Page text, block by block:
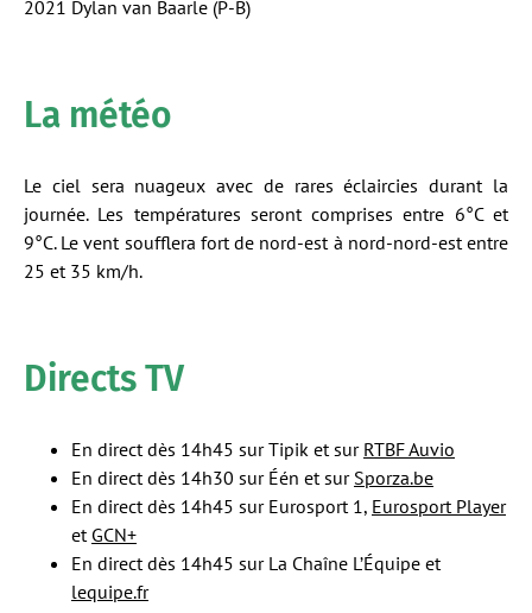
2021 Dylan van Baarle (P-B)
La météo
Le ciel sera nuageux avec de rares éclaircies durant la
journée. Les températures seront comprises entre 6°C et
9°C. Le vent soufflera fort de nord-est à nord-nord-est entre
25 et 35 km/h.
Directs TV
En direct dès 14h45 sur Tipik et sur RTBF Auvio
En direct dès 14h30 sur Één et sur Sporza.be
En direct dès 14h45 sur Eurosport 1, Eurosport Player
et GCN+
En direct dès 14h45 sur La Chaîne L’Équipe et
lequipe.fr